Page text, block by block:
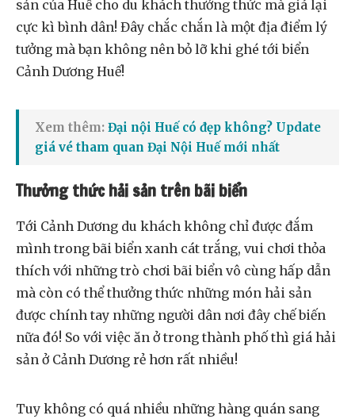
sản của Huế cho du khách thưởng thức mà giá lại
cực kì bình dân! Đây chắc chắn là một địa điểm lý
tưởng mà bạn không nên bỏ lỡ khi ghé tới biển
Cảnh Dương Huế!
Xem thêm: Đại nội Huế có đẹp không? Update
giá vé tham quan Đại Nội Huế mới nhất
Thưởng thức hải sản trên bãi biển
Tới Cảnh Dương du khách không chỉ được đắm
mình trong bãi biển xanh cát trắng, vui chơi thỏa
thích với những trò chơi bãi biển vô cùng hấp dẫn
mà còn có thể thưởng thức những món hải sản
được chính tay những người dân nơi đây chế biến
nữa đó! So với việc ăn ở trong thành phố thì giá hải
sản ở Cảnh Dương rẻ hơn rất nhiều!
Tuy không có quá nhiều những hàng quán sang